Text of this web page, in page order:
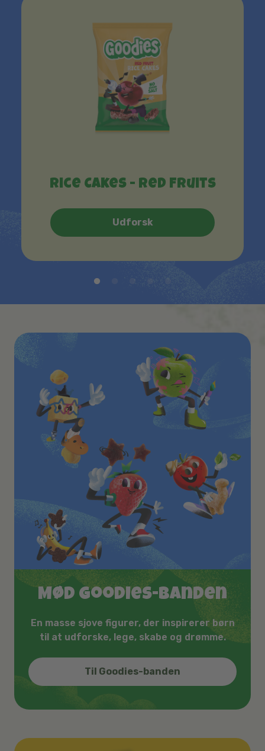
Rice Cakes - Red Fruits
Udforsk
Mød Goodies-banden
En masse sjove figurer, der inspirerer børn
til at udforske, lege, skabe og drømme.
Til Goodies-banden